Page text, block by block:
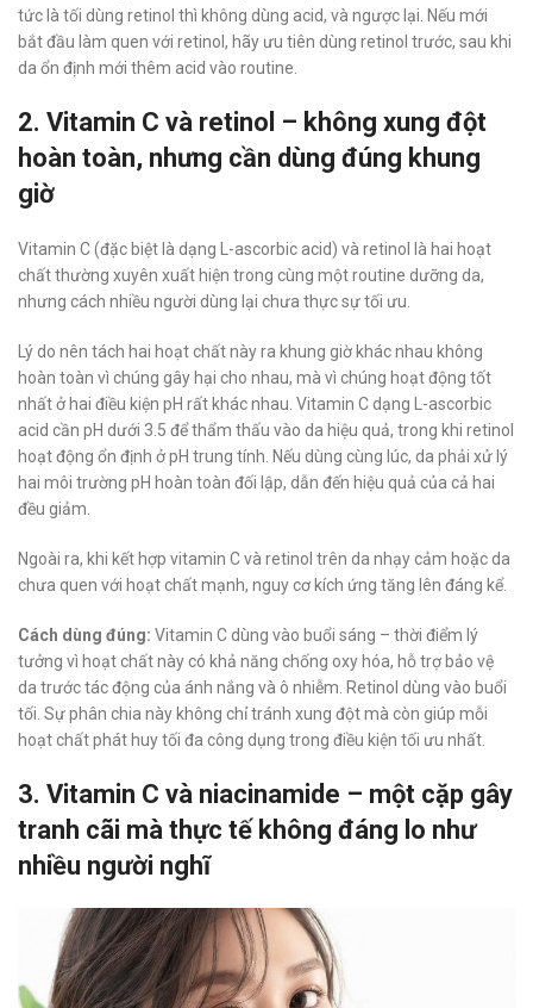
tức là tối dùng retinol thì không dùng acid, và ngược lại. Nếu mới
bắt đầu làm quen với retinol, hãy ưu tiên dùng retinol trước, sau khi
da ổn định mới thêm acid vào routine.
2. Vitamin C và retinol – không xung đột
hoàn toàn, nhưng cần dùng đúng khung
giờ
Vitamin C (đặc biệt là dạng L-ascorbic acid) và retinol là hai hoạt
chất thường xuyên xuất hiện trong cùng một routine dưỡng da,
nhưng cách nhiều người dùng lại chưa thực sự tối ưu.
Lý do nên tách hai hoạt chất này ra khung giờ khác nhau không
hoàn toàn vì chúng gây hại cho nhau, mà vì chúng hoạt động tốt
nhất ở hai điều kiện pH rất khác nhau. Vitamin C dạng L-ascorbic
acid cần pH dưới 3.5 để thẩm thấu vào da hiệu quả, trong khi retinol
hoạt động ổn định ở pH trung tính. Nếu dùng cùng lúc, da phải xử lý
hai môi trường pH hoàn toàn đối lập, dẫn đến hiệu quả của cả hai
đều giảm.
Ngoài ra, khi kết hợp vitamin C và retinol trên da nhạy cảm hoặc da
chưa quen với hoạt chất mạnh, nguy cơ kích ứng tăng lên đáng kể.
Cách dùng đúng: Vitamin C dùng vào buổi sáng – thời điểm lý
tưởng vì hoạt chất này có khả năng chống oxy hóa, hỗ trợ bảo vệ
da trước tác động của ánh nắng và ô nhiễm. Retinol dùng vào buổi
tối. Sự phân chia này không chỉ tránh xung đột mà còn giúp mỗi
hoạt chất phát huy tối đa công dụng trong điều kiện tối ưu nhất.
3. Vitamin C và niacinamide – một cặp gây
tranh cãi mà thực tế không đáng lo như
nhiều người nghĩ